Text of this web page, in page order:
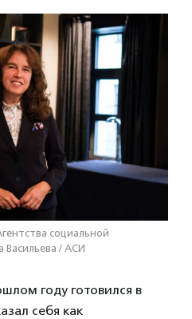
социальной
/ АСИ
году готовился в
себя как